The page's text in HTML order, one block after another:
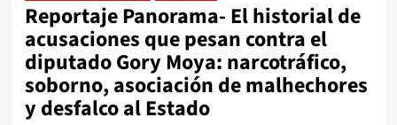
Reportaje Panorama- El historial de
acusaciones que pesan contra el
diputado Gory Moya: narcotráfico,
soborno, asociación de malhechores
y desfalco al Estado